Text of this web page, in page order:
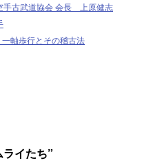
手古武道協会 会長 上原健志
軸歩行とその稽古法
ライたち”